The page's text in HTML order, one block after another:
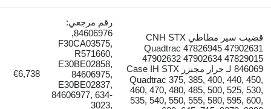
قضيب سير مطاطي CNH STX
Quadtrac 47826945 47902631
47902632 47902634 47829015
846069 لـ جرار مجنزر Case IH STX
Quadtrac 375, 385, 400, 440, 450,
460, 470, 480, 485, 500, 525, 530,
535, 540, 550, 555, 580, 595, 600,
رقم مرجعي:
84606976,
F30CA03575,
R571660,
E30BE02858,
84606975,
E30BE02837,
84606977, 634-
3023,
€6,738